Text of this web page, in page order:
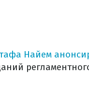
Найем